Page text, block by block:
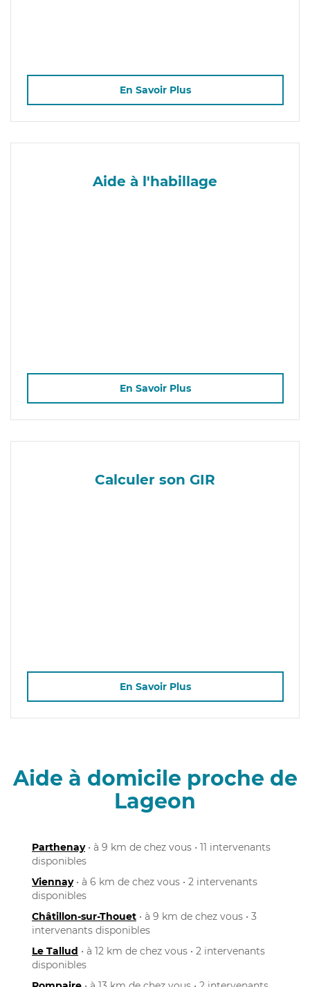
En Savoir Plus
Aide à l'habillage
En Savoir Plus
Calculer son GIR
En Savoir Plus
Aide à domicile proche de
Lageon
Parthenay• à 9 km de chez vous • 11 intervenants
disponibles
Viennay• à 6 km de chez vous • 2 intervenants
disponibles
Châtillon-sur-Thouet • à 9 km de chez vous • 3
intervenants disponibles
Le Tallud • à 12 km de chez vous • 2 intervenants
disponibles